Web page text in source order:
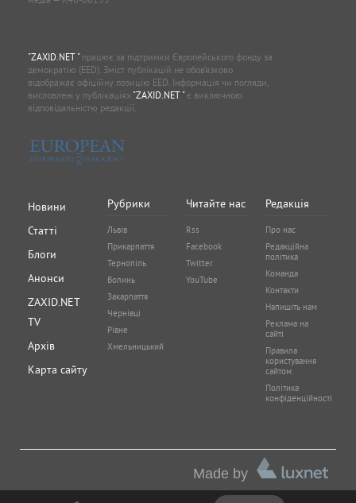
"ZAXID.NET "працює за підтримки Європейського фонду за
демократію (EED). Зміст публікацій не обов’язково
відображає офіційну позицію EED. Інформація чи погляди,
висловлені у публікаціях "ZAXID.NET "є виключною
відповідальністю редакції.
Новини
Статті
Блоги
Анонси
ZAXID.NET
TV
Архів
Карта сайту
Рубрики
Львів
Прикарпаття
Тернопіль
Волинь
Закарпаття
Чернівці
Рівне
Хмельницький
Читайте нас
Rss
Facebook
Twitter
YouTube
Редакція
Про нас
Редакційна
політика
Команда
Контакти
Напишіть нам
Реклама на
сайті
Правила
користування
сайтом
Політика
конфіденційності
Made by